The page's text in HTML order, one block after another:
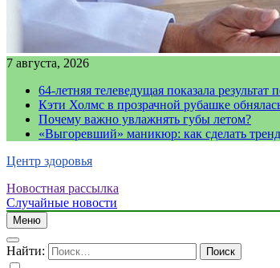
7 августа, 2026
64-летняя телеведущая показала
Кэти Холмс в прозрачной рубашке
Почему важно увлажнять губы летом?
«Выгоревший» маникюр: как сделать
Центр здоровья
Новостная рассылка
Случайные новости
Меню
Найти: